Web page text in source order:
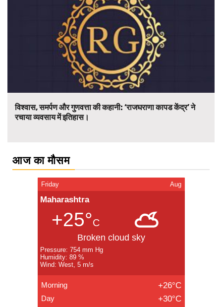
विश्वास, समर्पण और गुणवत्ता की कहानी: ‘राजघराणा कापड केंद्र’ ने
रचाया व्यवसाय में इतिहास।
आज का मौसम
Friday Aug
Maharashtra
+25°C
Broken cloud sky
Pressure: 754 mm Hg
Humidity: 89 %
Wind: West, 5 m/s
Morning +26°C
Day +30°C